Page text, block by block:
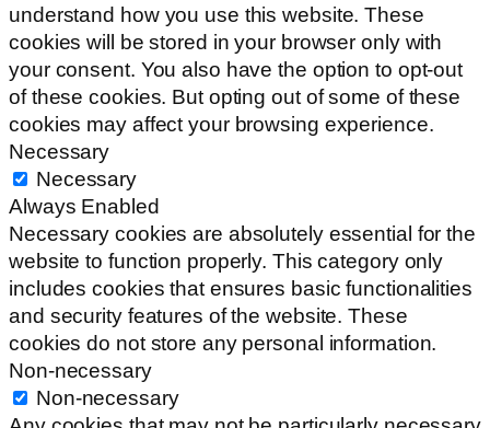
understand how you use this website. These
cookies will be stored in your browser only with
your consent. You also have the option to opt-out
of these cookies. But opting out of some of these
cookies may affect your browsing experience.
Necessary
Necessary
Always Enabled
Necessary cookies are absolutely essential for the
website to function properly. This category only
includes cookies that ensures basic functionalities
and security features of the website. These
cookies do not store any personal information.
Non-necessary
Non-necessary